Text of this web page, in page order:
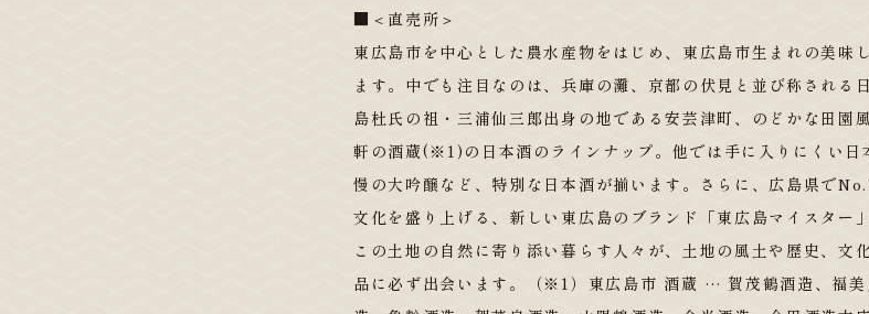
■＜直売所＞
東広島市を中心とした農水産物をはじめ、東広島市生まれの美味
ます。中でも注目なのは、兵庫の灘、京都の伏見と並び称される
島杜氏の祖・三浦仙三郎出身の地である安芸津町、のどかな田園
軒の酒蔵(※1)の日本酒のラインナップ。他では手に入りにくい日
慢の大吟醸など、特別な日本酒が揃います。さらに、広島県で
文化を盛り上げる、新しい東広島のブランド「東広島マイスター
この土地の自然に寄り添い暮らす人々が、土地の風土や歴史、文
品に必ず出会います。（※1）東広島市 酒蔵 … 賀茂鶴酒造、福美